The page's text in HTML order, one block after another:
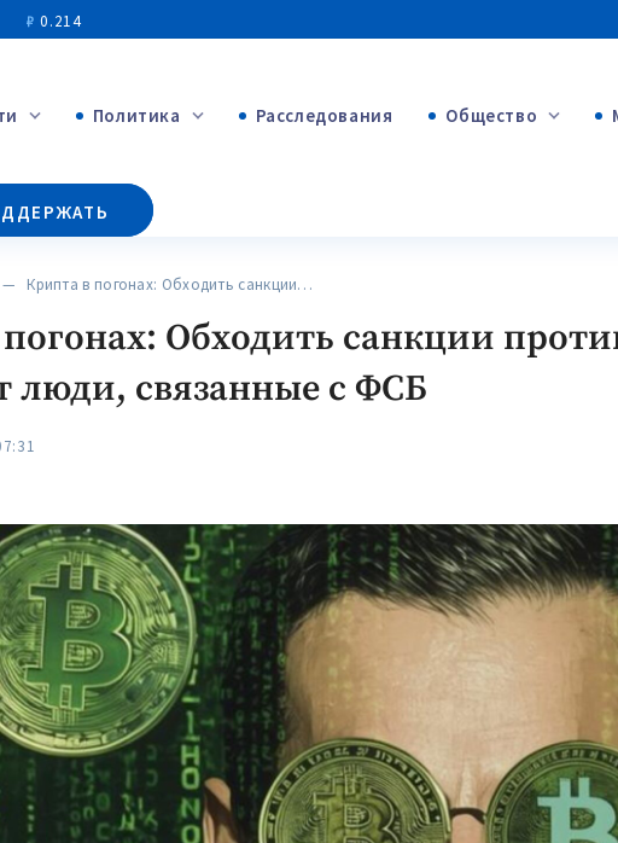
₽ 0.214
+144
Политика Расследования Общество
— Крипта в погонах: Обходить санкции…
Обходить санкции
люди, связанные с ФСБ